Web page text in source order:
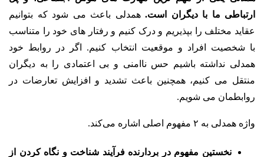
ارتباطی ما با دیگران است. همدلی باعث می شود که بتوانیم
عقاید مختلف را بپذیریم و درک کنیم و رفتار های خود را متناسب
با شخصیت افراد و موقعیت انتخاب کنیم. اگر در روابط خود
همدلی نداشته باشیم حس ناامنی و بی اعتمادی را به دیگران
منتقل می کنیم، همچنین باعث تشدید و افزایش تعارضات در
روابطمان می شویم.
واژه همدلی به ۲ مفهوم اصلی اشاره می‌کند.
نخستین مفهوم در بردارنده فرآیند شناخت و نگاه کردن از